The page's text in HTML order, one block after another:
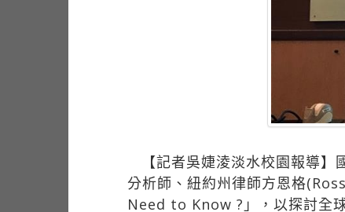
【記者吳婕淩淡水校園報導
分析師、紐約州律師方恩格
Need to Know ?」，以探討全